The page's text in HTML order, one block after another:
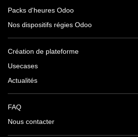
Packs d'heures Odoo
Nos dispositifs régies Odoo
Création de plateforme
Usecases
Actualités
FAQ
Nous contacter